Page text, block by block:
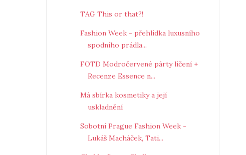
TAG This or that?!
Fashion Week - přehlídka luxusního
spodního prádla...
FOTD Modročervené párty líčení +
Recenze Essence n...
Má sbírka kosmetiky a její
uskladnění
Sobotní Prague Fashion Week -
Lukáš Macháček, Tati...